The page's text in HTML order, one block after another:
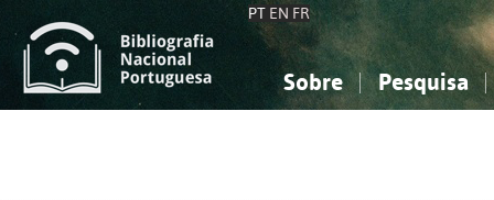
PT EN FR
Sobre Pesquisa